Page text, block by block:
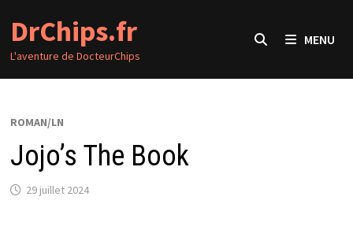
contenu
DrChips.fr
L'aventure de DocteurChips
MENU
ROMAN/LN
Jojo’s The Book
29 juillet 2024